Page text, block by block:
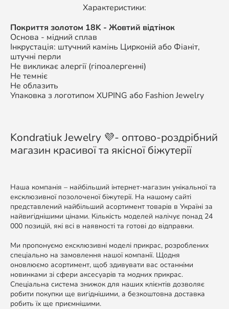
Характеристики:
Покриття золотом 18K - Жовтий відтінок
Основа - мідний сплав
Інкрустація: штучний камінь Цирконій або Фіаніт,
штучні перли
Не викликає алергії (гіпоалергенні)
Не темніє
Не облазить
Упаковка з логотипом XUPING або Fashion Jewelry
Kondratiuk Jewelry 💜- оптово-роздрібний
магазин красивої та якісної біжутерії
Наша компанія – найбільший інтернет-магазин унікальної та
ексклюзивної позолоченої біжутерії. На нашому сайті
представлений найбільший асортимент товарів в Україні за
найвигіднішими цінами. Кількість моделей налічує понад 24
000 позицій, які всі в наявності та готові до відправки.
Ми пропонуємо ексклюзивні моделі прикрас, розроблених
спеціально на замовлення нашої компанії. Щодня
оновлюємо асортимент, щоб здивувати вас останніми
новинками зі сфери аксесуарів та модних прикрас.
Спеціальна система знижок для наших клієнтів дозволяє
робити покупки ще вигіднішими, а безкоштовна доставка
робить їх ще приємнішими.